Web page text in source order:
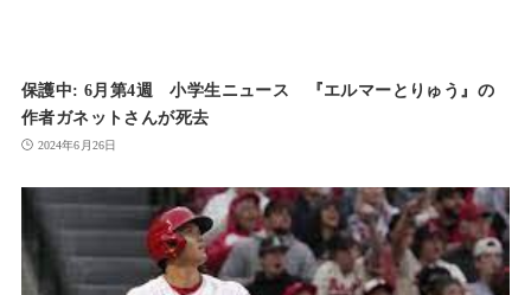
保護中: 6月第4週 小学生ニュース 『エルマーとりゅう』の
作者ガネットさんが死去
2024年6月26日